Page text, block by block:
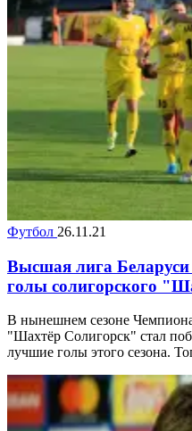
Футбол 26.11.21
Высшая лига
голы солигорского
В нынешнем сезоне
"Шахтёр Солигорск" стал
лучшие голы этого сезона.